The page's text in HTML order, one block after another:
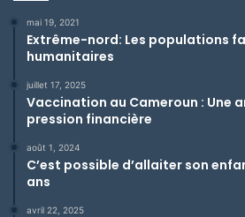
mai 19, 2021
Extrême-nord: Les populations
humanitaires
juillet 17, 2025
Vaccination au Cameroun : Une
pression financière
août 1, 2024
C’est possible d’allaiter son
ans
avril 22, 2025